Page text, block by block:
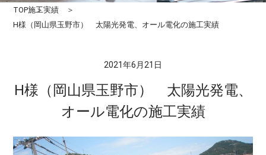
TOP施工実績
H様（岡山県玉野市） 太陽光発電、オール電化の施工実績
2021年6月21日
H様（岡山県玉野市） 太陽光発電、
オール電化の施工実績